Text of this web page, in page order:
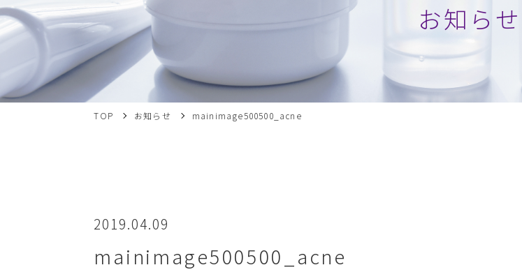
お知らせ
TOP お知らせ mainimage500500_acne
2019.04.09
mainimage500500_acne